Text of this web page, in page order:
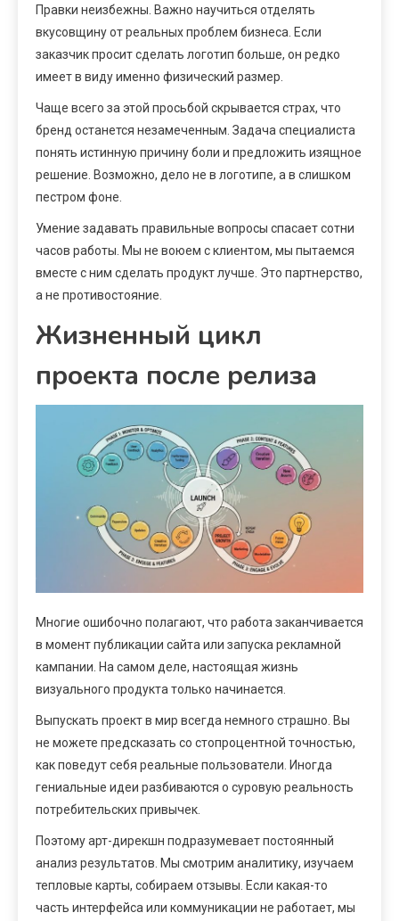
Правки неизбежны. Важно научиться отделять
вкусовщину от реальных проблем бизнеса. Если
заказчик просит сделать логотип больше, он редко
имеет в виду именно физический размер.
Чаще всего за этой просьбой скрывается страх, что
бренд останется незамеченным. Задача специалиста
понять истинную причину боли и предложить изящное
решение. Возможно, дело не в логотипе, а в слишком
пестром фоне.
Умение задавать правильные вопросы спасает сотни
часов работы. Мы не воюем с клиентом, мы пытаемся
вместе с ним сделать продукт лучше. Это партнерство,
а не противостояние.
Жизненный цикл
проекта после релиза
Многие ошибочно полагают, что работа заканчивается
в момент публикации сайта или запуска рекламной
кампании. На самом деле, настоящая жизнь
визуального продукта только начинается.
Выпускать проект в мир всегда немного страшно. Вы
не можете предсказать со стопроцентной точностью,
как поведут себя реальные пользователи. Иногда
гениальные идеи разбиваются о суровую реальность
потребительских привычек.
Поэтому арт-дирекшн подразумевает постоянный
анализ результатов. Мы смотрим аналитику, изучаем
тепловые карты, собираем отзывы. Если какая-то
часть интерфейса или коммуникации не работает, мы